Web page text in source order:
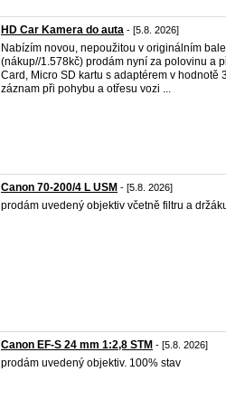
HD Car Kamera do auta - [5.8. 2026]
Nabízím novou, nepoužitou v originálním
(nákup//1.578kč) prodám nyní za polovinu a
Card, Micro SD kartu s adaptérem v hodnotě
záznam při pohybu a otřesu vozi ...
Canon 70-200/4 L USM - [5.8. 2026]
prodám uvedený objektiv včetně filtru a
Canon EF-S 24 mm 1:2,8 STM - [5.8. 2026]
prodám uvedený objektiv. 100% stav